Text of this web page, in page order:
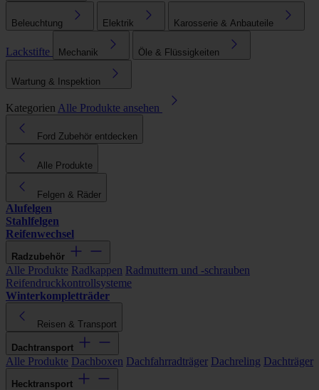
Beleuchtung Elektrik Karosserie & Anbauteile
Lackstifte Mechanik Öle & Flüssigkeiten
Wartung & Inspektion
Kategorien Alle Produkte ansehen
Ford Zubehör entdecken
Alle Produkte
Felgen & Räder
Alufelgen
Stahlfelgen
Reifenwechsel
Radzubehör
Alle Produkte Radkappen Radmuttern und -schrauben
Reifendruckkontrollsysteme
Winterkompletträder
Reisen & Transport
Dachtransport
Alle Produkte Dachboxen Dachfahrradträger Dachreling Dachträger
Hecktransport